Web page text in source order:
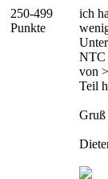
250-499
Punkte
ich
NTC
von
Teil
Gruß